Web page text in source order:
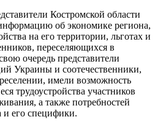
Костромской области
об экономике региона,
на его территории, льготах и
переселяющихся в
очередь представители
Украины и соотечественники,
имели возможность
трудоустройства участников
а также потребностей
и его специфики.